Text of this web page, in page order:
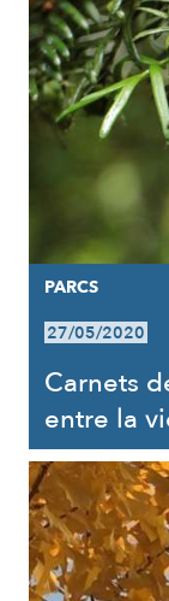
PARCS
27/05/2020
Carnets
entre la